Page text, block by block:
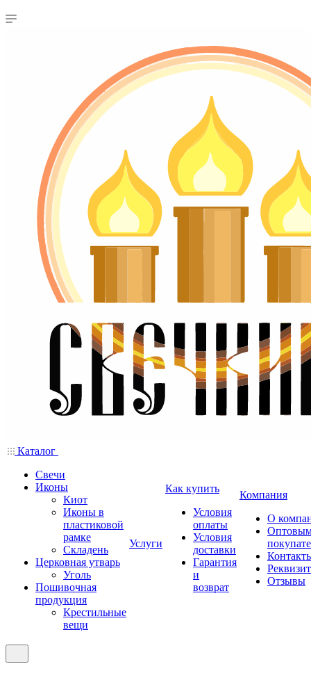
Каталог
Свечи
Иконы
Киот
Иконы в
пластиковой
рамке
Складень
Церковная утварь
Уголь
Пошивочная
продукция
Крестильные
вещи
Услуги
Как купить
Условия
оплаты
Условия
доставки
Гарантия
и
возврат
Компания
О
Отзывы